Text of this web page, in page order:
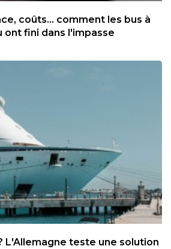
coûts... comment les bus à
ont fini dans l'impasse
L'Allemagne teste une solution